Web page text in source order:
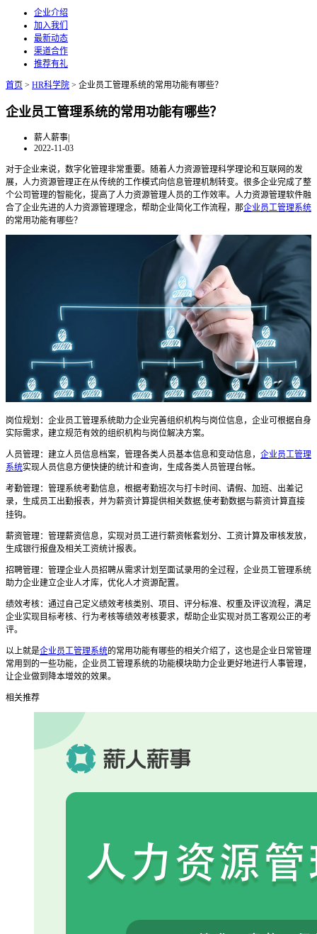
企业介绍
加入我们
最新动态
渠道合作
推荐有礼
首页 > HR科学院 > 企业员工管理系统的常用功能有哪些？
企业员工管理系统的常用功能有哪些？
薪人薪事|
2022-11-03
对于企业来说，数字化管理非常重要。随着人力资源管理科学理论和互联网的发
展，人力资源管理正在从传统的工作模式向信息管理机制转变。很多企业完成了整
个公司管理的智能化，提高了人力资源管理人员的工作效率。人力资源管理软件融
合了企业先进的人力资源管理理念，帮助企业简化工作流程，那企业员工管理系统
的常用功能有哪些？
岗位规划：企业员工管理系统助力企业完善组织机构与岗位信息，企业可根据自身
实际需求，建立规范有效的组织机构与岗位解决方案。
人员管理：建立人员信息档案，管理各类人员基本信息和变动信息， 企业员工管理
系统实现人员信息方便快捷的统计和查询，生成各类人员管理台帐。
考勤管理：管理系统考勤信息，根据考勤班次与打卡时间、请假、加班、出差记
录，生成员工出勤报表，并为薪资计算提供相关数据,使考勤数据与薪资计算直接
挂钩。
薪资管理：管理薪资信息，实现对员工进行薪资帐套划分、工资计算及审核发放，
生成银行报盘及相关工资统计报表。
招聘管理：管理企业人员招聘从需求计划至面试录用的全过程，企业员工管理系统
助力企业建立企业人才库，优化人才资源配置。
绩效考核：通过自己定义绩效考核类别、项目、评分标准、权重及评议流程，满足
企业实现目标考核、行为考核等绩效考核要求，帮助企业实现对员工客观公正的考
评。
以上就是企业员工管理系统的常用功能有哪些的相关介绍了，这也是企业日常管理
常用到的一些功能，企业员工管理系统的功能模块助力企业更好地进行人事管理，
让企业做到降本增效的效果。
相关推荐